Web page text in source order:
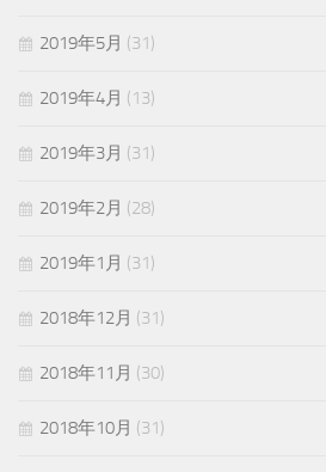
2019年5月 (31)
2019年4月 (13)
2019年3月 (31)
2019年2月 (28)
2019年1月 (31)
2018年12月 (31)
2018年11月 (30)
2018年10月 (31)